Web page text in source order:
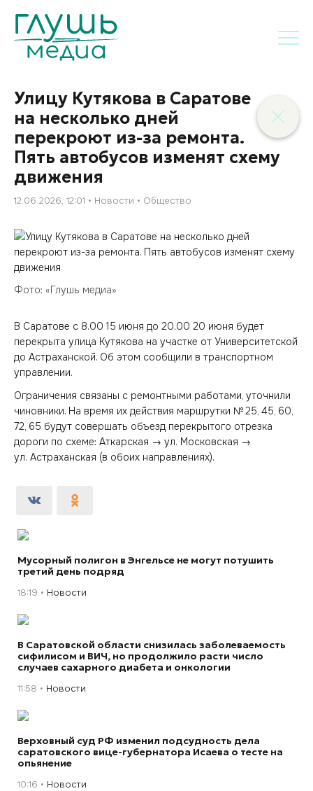
Улицу Кутякова в Саратове
на несколько дней
перекроют из-за ремонта.
Пять автобусов изменят схему
движения
12.06.2026, 12:01 Новости Общество
Фото: «Глушь медиа»
В Саратове с 8.00 15 июня до 20.00 20 июня будет
перекрыта улица Кутякова на участке от Университетской
до Астраханской. Об этом сообщили в транспортном
управлении.
Ограничения связаны с ремонтными работами, уточнили
чиновники. На время их действия маршрутки № 25, 45, 60,
72, 65 будут совершать объезд перекрытого отрезка
дороги по схеме: Аткарская → ул. Московская →
ул. Астраханская (в обоих направлениях).
Мусорный полигон в Энгельсе не могут потушить
третий день подряд
18:19 Новости
В Саратовской области снизилась заболеваемость
сифилисом и ВИЧ, но продолжило расти число
случаев сахарного диабета и онкологии
11:58 Новости
Верховный суд РФ изменил подсудность дела
саратовского вице-губернатора Исаева о тесте на
опьянение
10:16 Новости